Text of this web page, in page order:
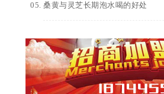
桑黄与灵芝长期泡水喝的好处